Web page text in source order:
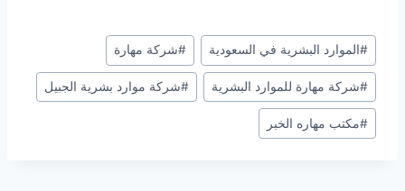
#الموارد البشرية في السعودية #شركة مهارة
#شركة مهارة للموارد البشرية #شركة موارد بشرية الجبيل
#مكتب مهاره الخبر